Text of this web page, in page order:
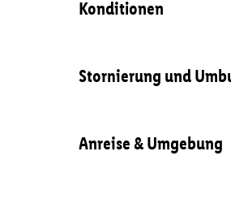
Konditionen
Stornierung und
Anreise & Umgebung